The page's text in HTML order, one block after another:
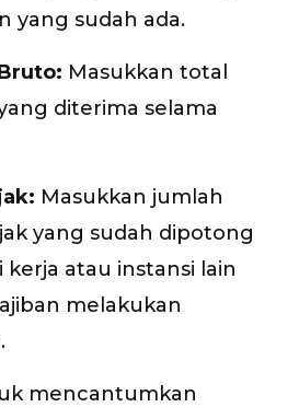
yang sudah ada.
Masukkan total
diterima selama
Masukkan jumlah
yang sudah dipotong
atau instansi lain
melakukan
mencantumkan